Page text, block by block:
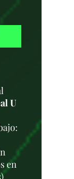
U
en